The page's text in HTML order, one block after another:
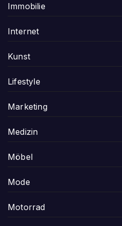
Immobilie
Internet
Kunst
Lifestyle
Marketing
Medizin
Möbel
Mode
Motorrad